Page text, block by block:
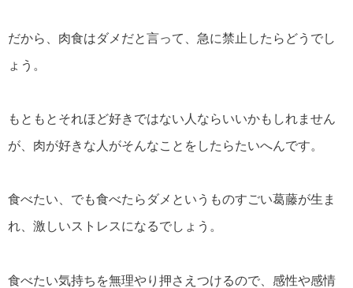
だから、肉食はダメだと言って、急に禁止したらどうでし
ょう。
もともとそれほど好きではない人ならいいかもしれません
が、肉が好きな人がそんなことをしたらたいへんです。
食べたい、でも食べたらダメというものすごい葛藤が生ま
れ、激しいストレスになるでしょう。
食べたい気持ちを無理やり押さえつけるので、感性や感情